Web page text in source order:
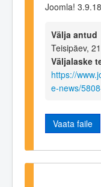
Joomla!
Välja antud
Teisipäev,
Väljalaske
https://
e-news/
Vaata faile